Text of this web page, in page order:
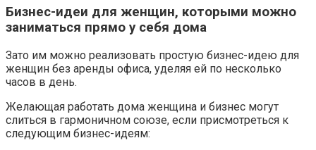
Бизнес-идеи для женщин, которыми можно
заниматься прямо у себя дома
Зато им можно реализовать простую бизнес-идею для
женщин без аренды офиса, уделяя ей по несколько
часов в день.
Желающая работать дома женщина и бизнес могут
слиться в гармоничном союзе, если присмотреться к
следующим бизнес-идеям: